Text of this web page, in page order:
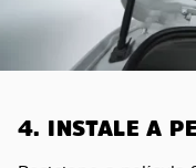
4. INSTALE A